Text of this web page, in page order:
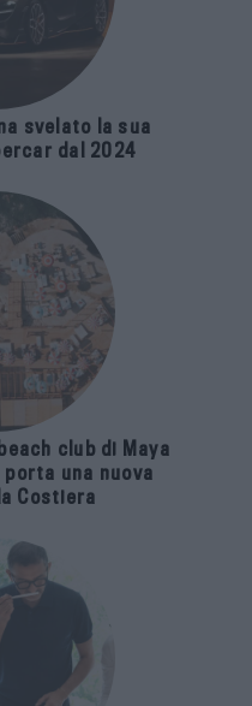
svelato la sua
dal 2024
club di Maya
porta una nuova
Costiera